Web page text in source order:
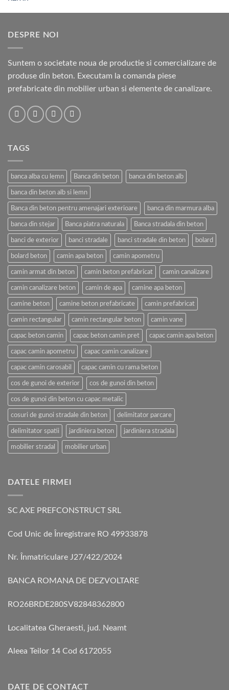
DESPRE NOI
Suntem o societate noua de productie si comercializare de
produse din beton. Executam la comanda piese
prefabricate din mobilier urban si elemente de canalizare.
TAGS
banca alba cu lemn Banca din beton banca din beton alb
banca din beton alb si lemn
Banca din beton pentru amenajari exterioare banca din marmura alba
banca din stejar Banca piatra naturala Banca stradala din beton
banci de exterior banci stradale banci stradale din beton bolard
bolard beton camin apa beton camin apometru
camin armat din beton camin beton prefabricat camin canalizare
camin canalizare beton camin de apa camine apa beton
camine beton camine beton prefabricate camin prefabricat
camin rectangular camin rectangular beton camin vane
capac beton camin capac beton camin pret capac camin apa beton
capac camin apometru capac camin canalizare
capac camin carosabil capac camin cu rama beton
cos de gunoi de exterior cos de gunoi din beton
cos de gunoi din beton cu capac metalic
cosuri de gunoi stradale din beton delimitator parcare
delimitator spatii jardiniera beton jardiniera stradala
mobilier stradal mobilier urban
DATELE FIRMEI
SC AXE PREFCONSTRUCT SRL
Cod Unic de Înregistrare RO 49933878
Nr. Înmatriculare J27/422/2024
BANCA ROMANA DE DEZVOLTARE
RO26BRDE280SV82848362800
Localitatea Gheraesti, jud. Neamt
Aleea Teilor 14 Cod 6172055
DATE DE CONTACT